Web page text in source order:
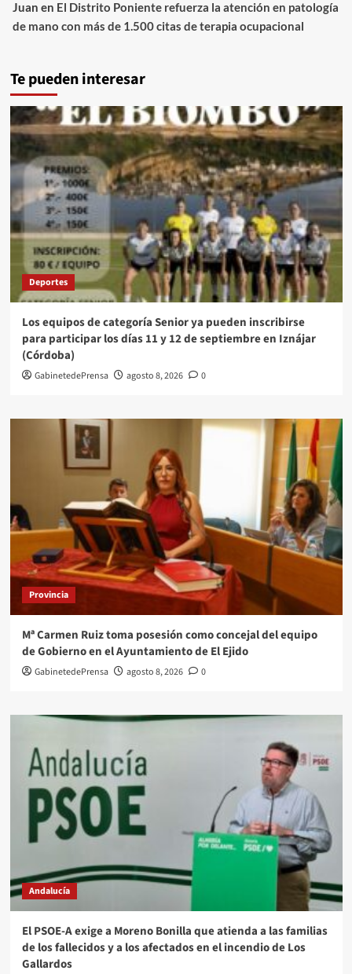
Juan en El Distrito Poniente refuerza la atención en patología
de mano con más de 1.500 citas de terapia ocupacional
Te pueden interesar
Deportes
Los equipos de categoría Senior ya pueden inscribirse
para participar los días 11 y 12 de septiembre en Iznájar
(Córdoba)
GabinetedePrensa agosto 8, 2026 0
Provincia
Mª Carmen Ruiz toma posesión como concejal del equipo
de Gobierno en el Ayuntamiento de El Ejido
GabinetedePrensa agosto 8, 2026 0
Andalucía
El PSOE-A exige a Moreno Bonilla que atienda a las familias
de los fallecidos y a los afectados en el incendio de Los
Gallardos